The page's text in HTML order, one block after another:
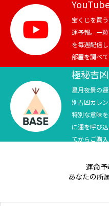
スポーツ
競馬
テニス四大大会・五輪
テニス四大大会・五輪
宝くじを買
運予報。一
を毎週配信
部屋を調べて
極秘吉
星月夜景の
別吉凶カレ
特別な意味
に運を呼び
てからご購入
運命
あなたの所